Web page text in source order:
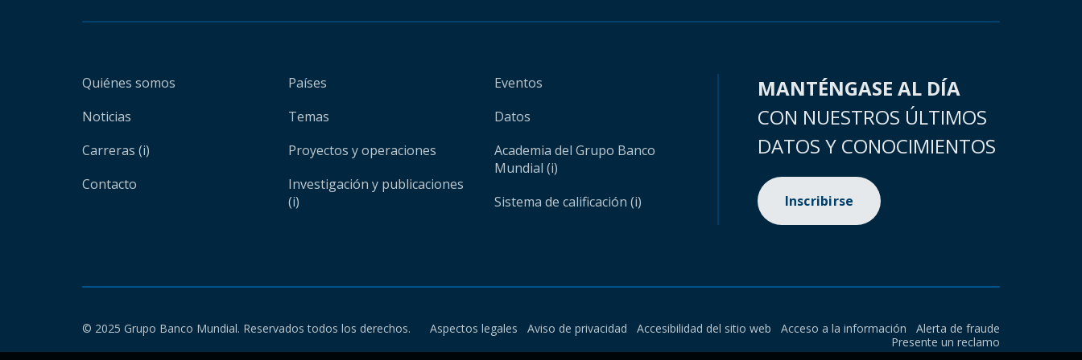
Quiénes somos
Noticias
Carreras (i)
Contacto
Países
Temas
Proyectos y operaciones
Investigación y publicaciones
(i)
Eventos
Datos
Academia del Grupo Banco
Mundial (i)
Sistema de calificación (i)
MANTÉNGASE AL DÍA
CON NUESTROS ÚLTIMOS
DATOS Y CONOCIMIENTOS
Inscribirse
© 2025 Grupo Banco Mundial. Reservados todos los derechos. Aspectos legales Aviso de privacidad Accesibilidad del sitio web Acceso a la información
Alerta de fraude
Presente un reclamo